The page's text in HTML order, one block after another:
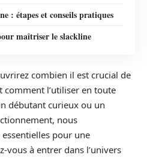
: étapes et conseils pratiques
maîtriser le slackline
combien il est crucial de
l’utiliser en toute
débutant curieux ou un
nous
pour une
vous à entrer dans l’univers